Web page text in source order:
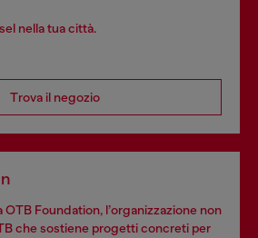
nella tua città.
Trova il negozio
OTB Foundation, l’organizzazione non
che sostiene progetti concreti per